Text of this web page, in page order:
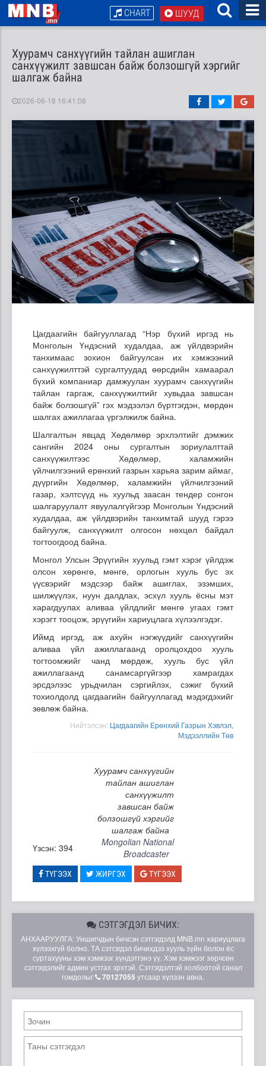
ШУУД
CHART
Хуурамч санхүүгийн тайлан ашиглан
санхүүжилт завшсан байж болзошгүй хэргийг
шалгаж байна
2026-06-18 16:41:08
Цагдаагийн байгууллагад “Нэр бүхий иргэд нь
Монголын Үндэсний худалдаа, аж үйлдвэрийн
танхимаас зохион байгуулсан их хэмжээний
санхүүжилттэй сургалтуудад өөрсдийн хамаарал
бүхий компаниар дамжуулан хуурамч санхүүгийн
тайлан гаргаж, санхүүжилтийг хувьдаа завшсан
байж болзошгүй” гэх мэдээлэл бүртгэгдэн, мөрдөн
шалгах ажиллагаа үргэлжилж байна.
Шалгалтын явцад Хөдөлмөр эрхлэлтийг дэмжих
сангийн 2024 оны сургалтын зориулалттай
санхүүжилтээс Хөдөлмөр, халамжийн
үйлчилгээний ерөнхий газрын харьяа зарим аймаг,
дүүргийн Хөдөлмөр, халамжийн үйлчилгээний
газар, хэлтсүүд нь хуульд заасан тендер сонгон
шалгаруулалт явуулалгүйгээр Монголын Үндэсний
худалдаа, аж үйлдвэрийн танхимтай шууд гэрээ
байгуулж, санхүүжилт олгосон нөхцөл байдал
тогтоогдоод байна.
Монгол Улсын Эрүүгийн хуульд гэмт хэрэг үйлдэж
олсон хөрөнгө, мөнгө, орлогын хууль бус эх
үүсвэрийг мэдсээр байж ашиглах, эзэмших,
шилжүүлэх, нуун далдлах, эсхүл хууль ёсны мэт
харагдуулах аливаа үйлдлийг мөнгө угаах гэмт
хэрэгт тооцож, эрүүгийн хариуцлага хүлээлгэдэг.
Иймд иргэд, аж ахуйн нэгжүүдийг санхүүгийн
аливаа үйл ажиллагаанд оролцохдоо хууль
тогтоомжийг чанд мөрдөж, хууль бус үйл
ажиллагаанд санамсаргүйгээр хамрагдах
эрсдэлээс урьдчилан сэргийлэх, сэжиг бүхий
тохиолдолд цагдаагийн байгууллагад мэдэгдэхийг
зөвлөж байна.
Нийтэлсэн: Цагдаагийн Ерөнхий Газрын Хэвлэл,
Мэдээллийн Төв
Хуурамч санхүүгийн
тайлан ашиглан
санхүүжилт
завшсан байж
болзошгүй хэргийг
шалгаж байна
Үзсэн: 394
Mongolian National
Broadcaster
ТҮГЭЭХ ЖИРГЭХ ТҮГЭЭХ
СЭТГЭГДЭЛ БИЧИХ:
АНХААРУУЛГА: Уншигчдын бичсэн сэтгэгдэлд MNB.mn хариуцлага
хүлээхгүй болно. ТА сэтгэгдэл бичихдээ хууль зүйн болон ёс
суртахууны хэм хэмжээг хүндэтгэнэ үү. Хэм хэмжээг зөрчсөн
сэтгэгдэлийг админ устгах эрхтэй. Сэтгэгдэлтэй холбоотой санал
гомдолыг
70127055 утсаар хүлээн авна.